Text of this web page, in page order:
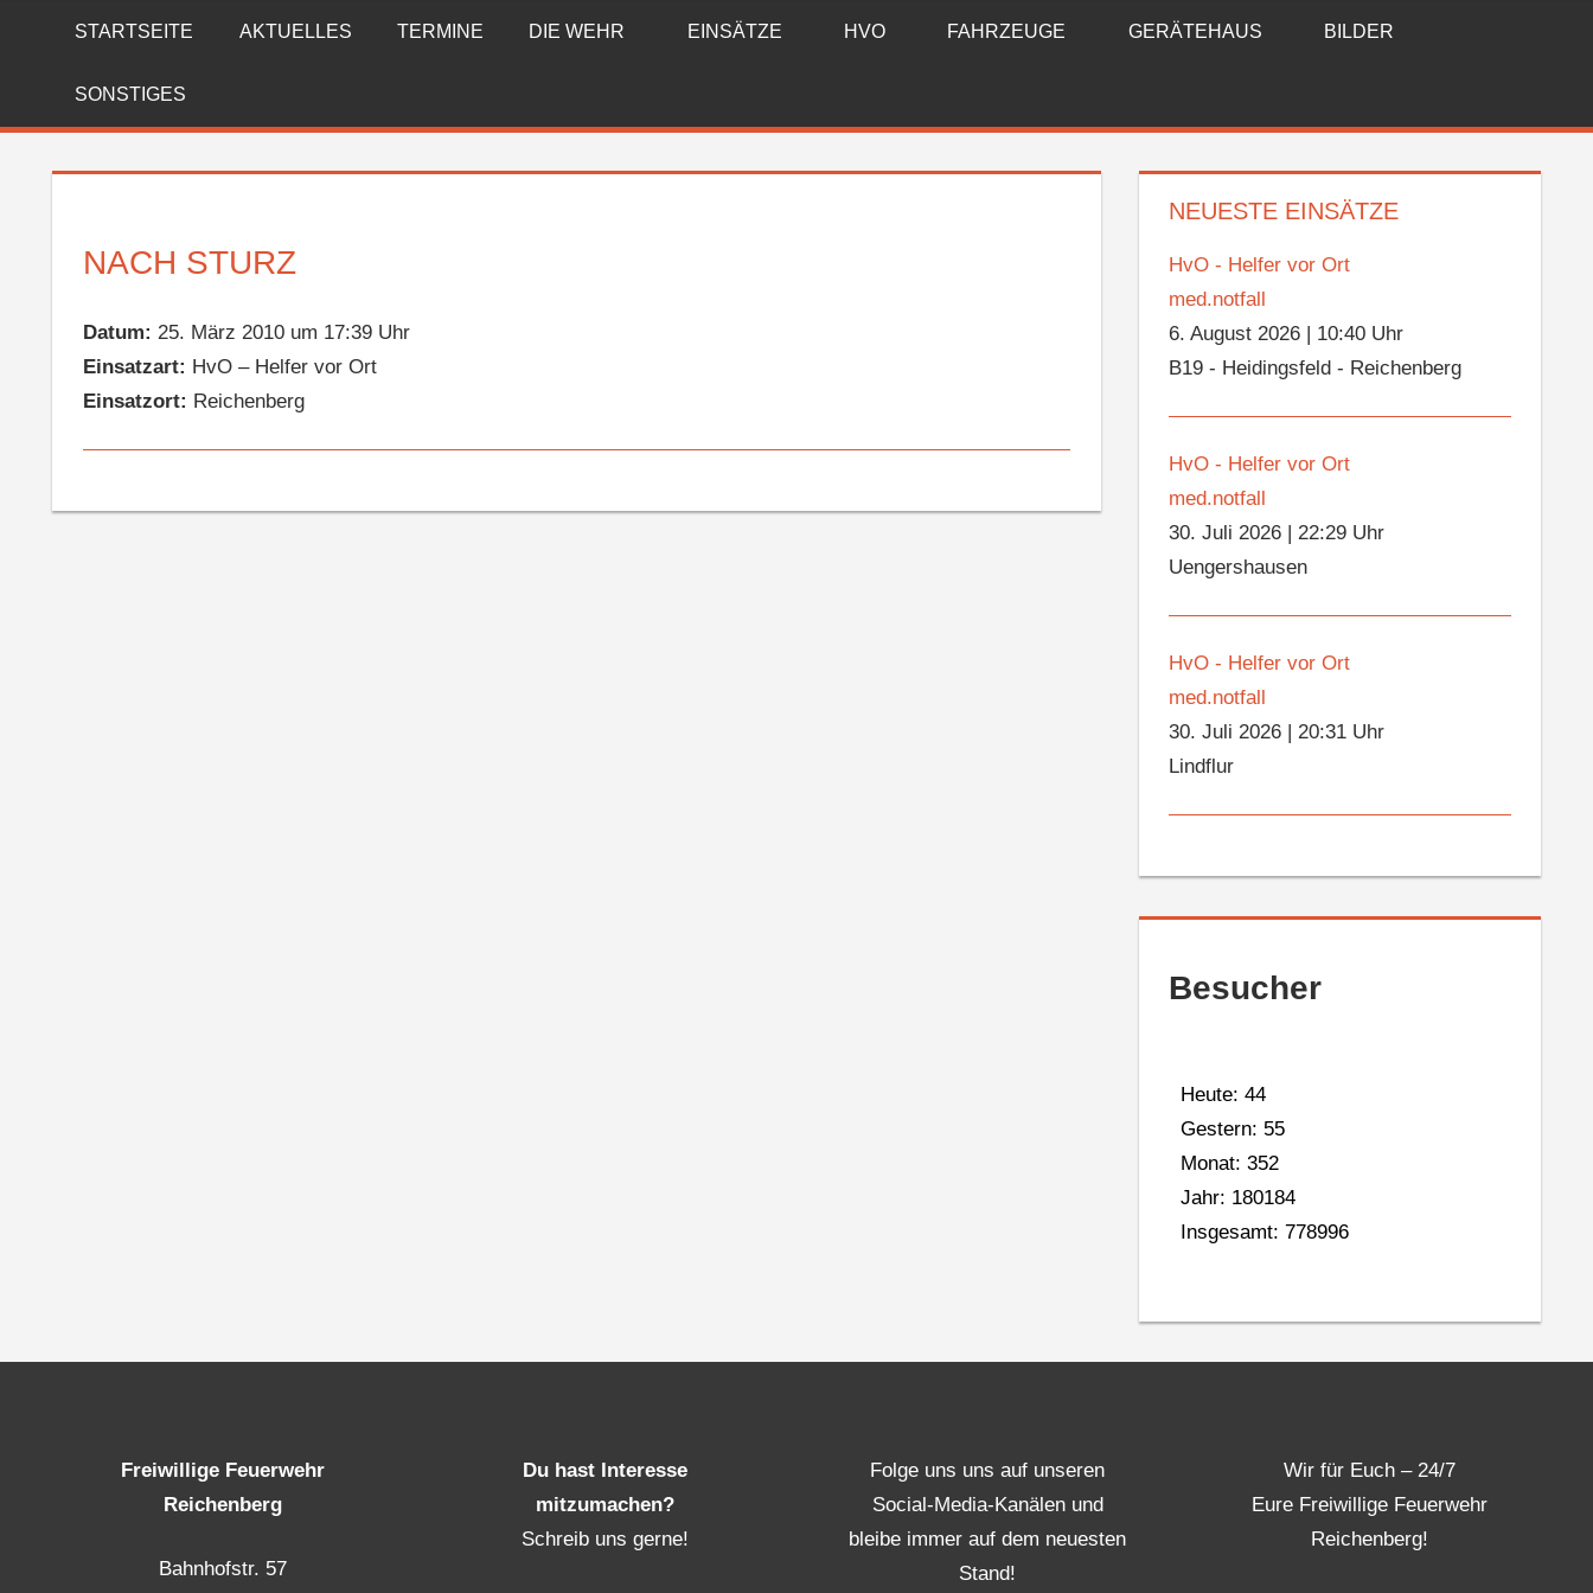
FREIWILLIGE
FEUERWEHR
REICHENBERG
STARTSEITE AKTUELLES TERMINE DIE WEHR EINSÄTZE HVO FAHRZEUGE GERÄTEHAUS BILDER
SONSTIGES
NACH STURZ
Datum: 25. März 2010 um 17:39 Uhr
Einsatzart: HvO – Helfer vor Ort
Einsatzort: Reichenberg
NEUESTE EINSÄTZE
HvO - Helfer vor Ort
med.notfall
6. August 2026
10:40 Uhr
B19 - Heidingsfeld - Reichenberg
HvO - Helfer vor Ort
med.notfall
30. Juli 2026 |22:29 Uhr
Uengershausen
HvO - Helfer vor Ort
med.notfall
30. Juli 2026 |20:31 Uhr
Lindflur
Besucher
Heute: 44
Gestern: 55
Monat: 352
Jahr: 180184
Insgesamt: 778996
Freiwillige Feuerwehr
Reichenberg
Bahnhofstr. 57
Du hast Interesse
mitzumachen?
Schreib uns gerne!
Folge uns uns auf unseren
Social-Media-Kanälen und
bleibe immer auf dem neuesten
Stand!
Wir für Euch – 24/7
Eure Freiwillige Feuerwehr
Reichenberg!